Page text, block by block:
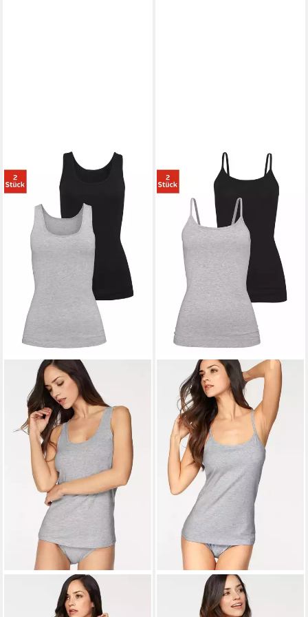
Unterhemd (2er-Pack)
aus elastischer Baumwoll-
Unterhemd (2er-Pack)
aus elastischer Baumwoll-